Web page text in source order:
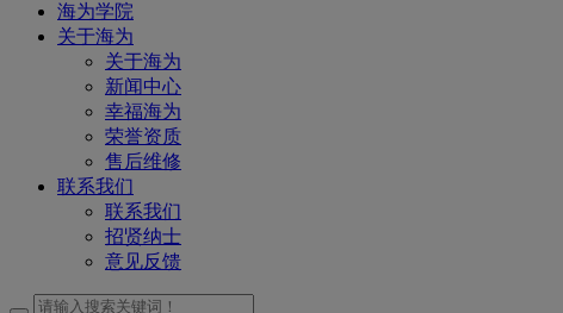
海为学院
关于海为
关于海为
新闻中心
幸福海为
荣誉资质
售后维修
联系我们
联系我们
招贤纳士
意见反馈